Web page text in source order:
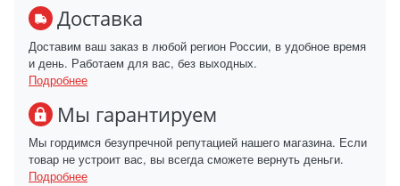
Доставка
Доставим ваш заказ в любой регион России, в удобное время
и день. Работаем для вас, без выходных.
Подробнее
Мы гарантируем
Мы гордимся безупречной репутацией нашего магазина. Если
товар не устроит вас, вы всегда сможете вернуть деньги.
Подробнее